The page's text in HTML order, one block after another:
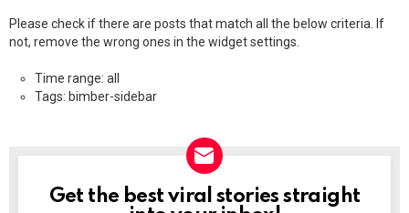
Please check if there are posts that match all the below criteria. If
not, remove the wrong ones in the widget settings.
Time range: all
Tags: bimber-sidebar
NEWSLETTER
Get the best viral stories straight